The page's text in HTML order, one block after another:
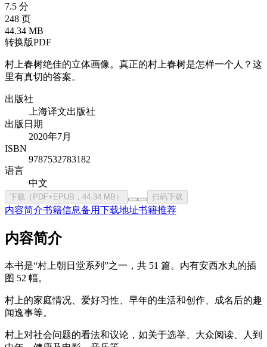
7.5 分
248 页
44.34 MB
转换版PDF
村上春树绝佳的立体画像。真正的村上春树是怎样一个人？这
里有真切的答案。
出版社
上海译文出版社
出版日期
2020年7月
ISBN
9787532783182
语言
中文
下载（PDF+EPUB，44.34 MB） 扫码下载
内容简介书籍信息备用下载地址书籍推荐
内容简介
本书是“村上朝日堂系列”之一，共 51 篇。内有安西水丸的插
图 52 幅。
村上的家庭情况、爱好习性、早年的生活和创作、成名后的趣
闻逸事等。
村上对社会问题的看法和议论，如关于选举、大众阅读、人到